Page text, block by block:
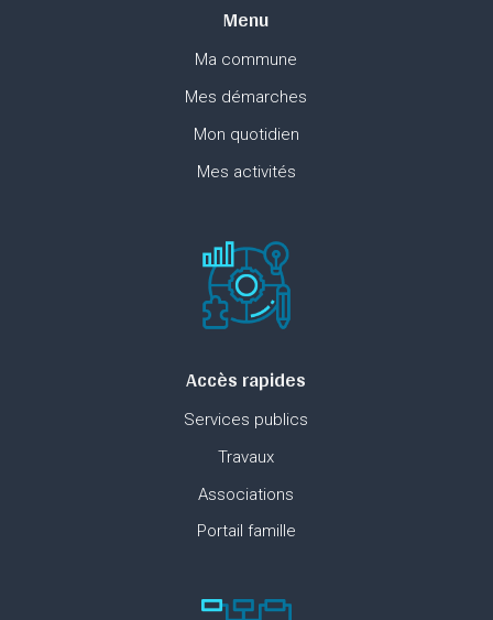
Menu
Ma commune
Mes démarches
Mon quotidien
Mes activités
Accès rapides
Services publics
Travaux
Associations
Portail famille